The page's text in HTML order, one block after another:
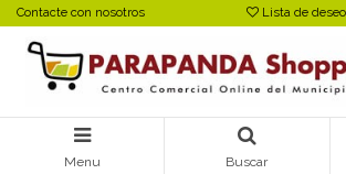
Contacte con nosotros Lista de
Menu Buscar